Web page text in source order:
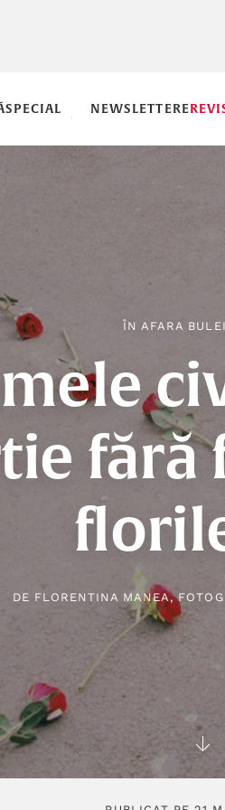
SPECIAL NEWSLETTERE
ÎN AFARA BULEI
fără
DE FLORENTINA MANEA,